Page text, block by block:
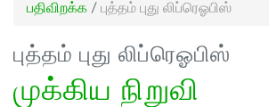
பதிவிறக்க / புத்தம் புது லிப்ரெஓபிஸ்
புத்தம் புது லிப்ரெஓபிஸ்
முக்கிய நிறுவி